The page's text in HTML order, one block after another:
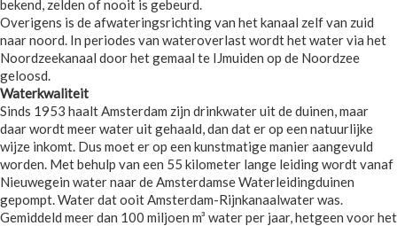
bekend, zelden of nooit is gebeurd.
Overigens is de afwateringsrichting van het kanaal zelf van zuid
naar noord. In periodes van wateroverlast wordt het water via het
Noordzeekanaal door het gemaal te IJmuiden op de Noordzee
geloosd.
Waterkwaliteit
Sinds 1953 haalt Amsterdam zijn drinkwater uit de duinen, maar
daar wordt meer water uit gehaald, dan dat er op een natuurlijke
wijze inkomt. Dus moet er op een kunstmatige manier aangevuld
worden. Met behulp van een 55 kilometer lange leiding wordt vanaf
Nieuwegein water naar de Amsterdamse Waterleidingduinen
gepompt. Water dat ooit Amsterdam-Rijnkanaalwater was.
Gemiddeld meer dan 100 miljoen m³ water per jaar, hetgeen voor het